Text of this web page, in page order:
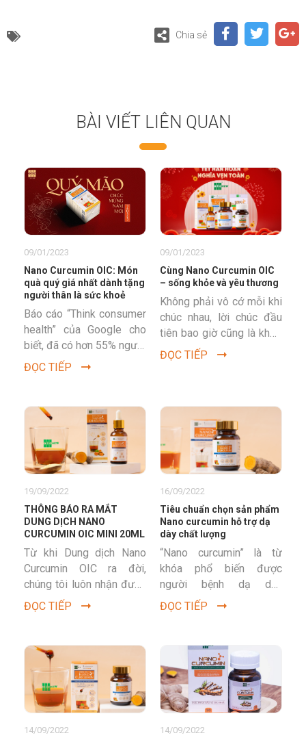
Chia sẻ
BÀI VIẾT LIÊN QUAN
09/01/2023
Nano Curcumin OIC: Món
quà quý giá nhất dành tặng
người thân là sức khoẻ
Báo cáo “Think consumer
health” của Google cho
biết, đã có hơn 55% người
Việt lựa chọn những món
quà sức khỏe để biếu
ĐỌC TIẾP
09/01/2023
Cùng Nano Curcumin OIC
– sống khỏe và yêu thương
Không phải vô cớ mỗi khi
chúc nhau, lời chúc đầu
tiên bao giờ cũng là khỏe
mạnh, rồi mới đến thịnh
vượng, phát tài,...
ĐỌC TIẾP
19/09/2022
THÔNG BÁO RA MẮT
DUNG DỊCH NANO
CURCUMIN OIC MINI 20ML
Từ khi Dung dịch Nano
Curcumin OIC ra đời,
chúng tôi luôn nhận được
sự ủng hộ nhiệt tình và
phản hồi rất tốt từ...
ĐỌC TIẾP
16/09/2022
Tiêu chuẩn chọn sản phẩm
Nano curcumin hỗ trợ dạ
dày chất lượng
“Nano curcumin” là từ
khóa phổ biến được
người bệnh dạ dày
thường xuyên tìm kiếm,
nhưng tiêu chuẩn nano
ĐỌC TIẾP
14/09/2022 14/09/2022